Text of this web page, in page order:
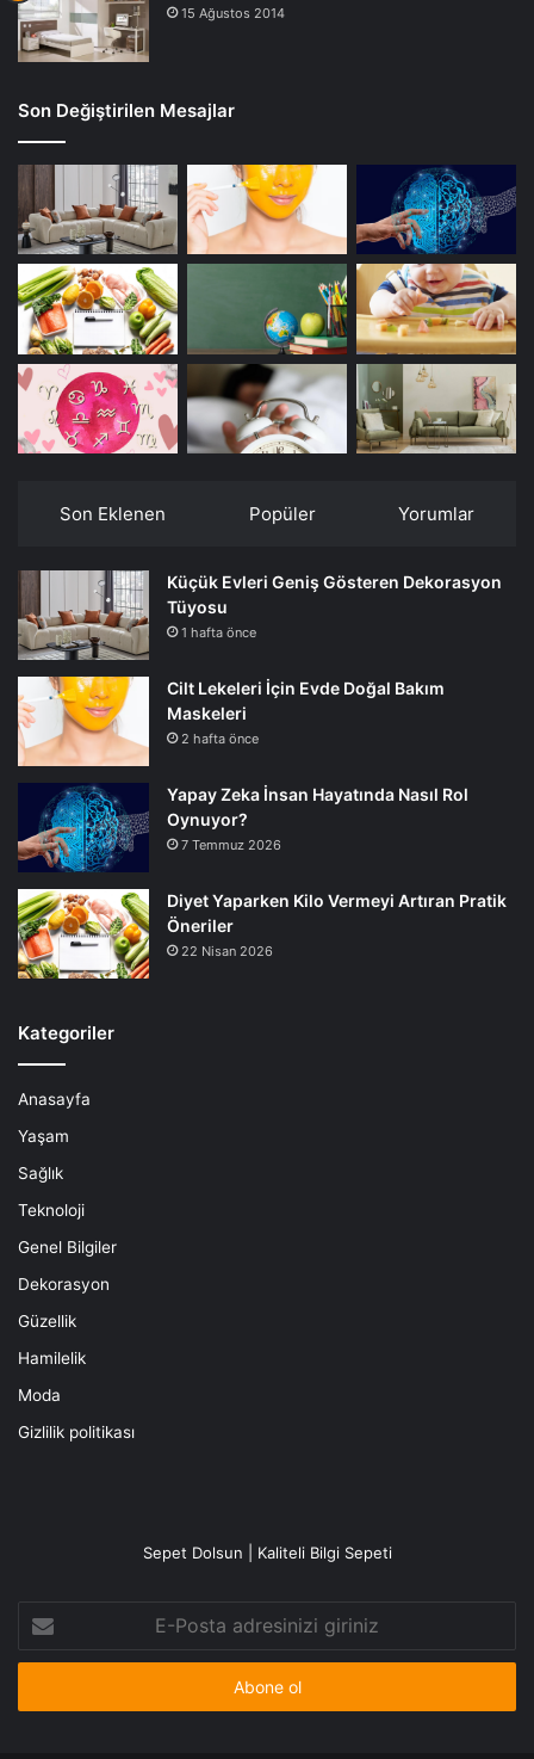
15 Ağustos 2014
Son Değiştirilen Mesajlar
Son Eklenen Popüler Yorumlar
Küçük Evleri Geniş Gösteren Dekorasyon
Tüyosu
1 hafta önce
Cilt Lekeleri İçin Evde Doğal Bakım
Maskeleri
2 hafta önce
Yapay Zeka İnsan Hayatında Nasıl Rol
Oynuyor?
7 Temmuz 2026
Diyet Yaparken Kilo Vermeyi Artıran Pratik
Öneriler
22 Nisan 2026
Kategoriler
Anasayfa
Yaşam
Sağlık
Teknoloji
Genel Bilgiler
Dekorasyon
Güzellik
Hamilelik
Moda
Gizlilik politikası
Sepet Dolsun | Kaliteli Bilgi Sepeti
Posta
adresinizi